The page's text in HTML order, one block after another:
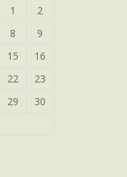
1
2
8
9
15
16
22
23
29
30